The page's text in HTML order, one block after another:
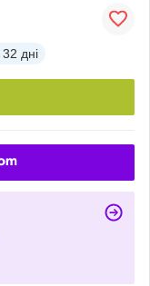
32 дні